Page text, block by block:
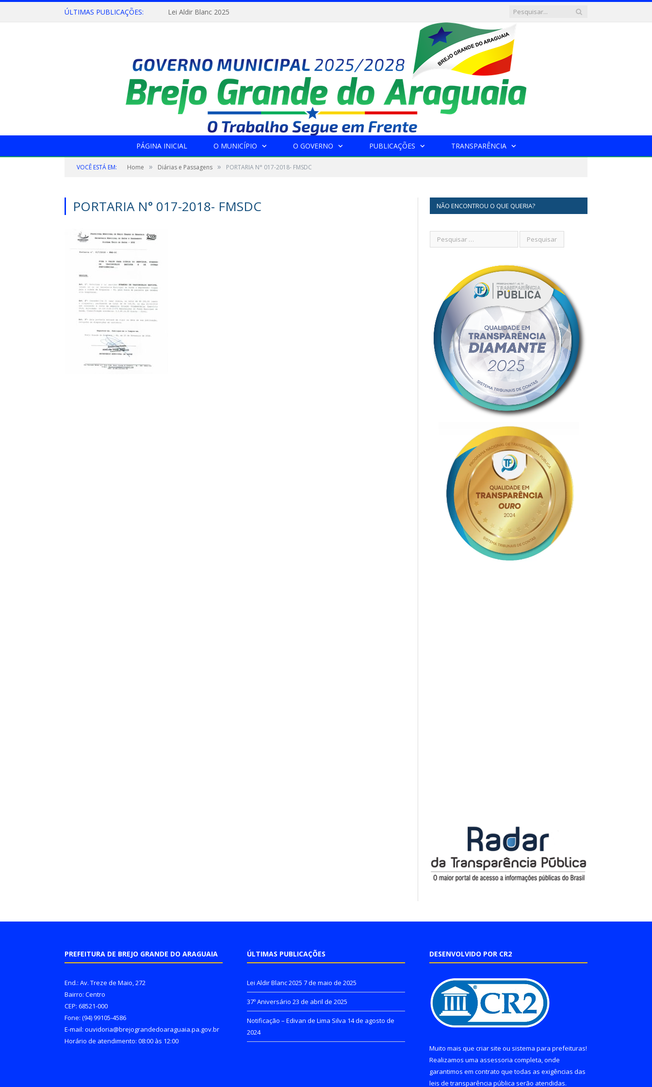
ÚLTIMAS PUBLICAÇÕES: Lei Aldir Blanc 2025
PÁGINA INICIAL O MUNICÍPIO O GOVERNO PUBLICAÇÕES TRANSPARÊNCIA
VOCÊ ESTÁ EM: Home » Diárias e Passagens » PORTARIA N° 017-2018- FMSDC
PORTARIA N° 017-2018- FMSDC NÃO ENCONTROU O QUE QUERIA?
PREFEITURA DE BREJO GRANDE DO ARAGUAIA
End.: Av. Treze de Maio, 272
Bairro: Centro
CEP: 68521-000
Fone: (94) 99105-4586
E-mail: ouvidoria@brejograndedoaraguaia.pa.gov.br
Horário de atendimento: 08:00 às 12:00
ÚLTIMAS PUBLICAÇÕES
Lei Aldir Blanc 2025 7 de maio de 2025
37º Aniversário 23 de abril de 2025
Notificação – Edivan de Lima Silva 14 de agosto de
2024
DESENVOLVIDO POR CR2
Muito mais que criar site ou sistema para prefeituras!
Realizamos uma assessoria completa, onde
garantimos em contrato que todas as exigências das
leis de transparência pública serão atendidas.